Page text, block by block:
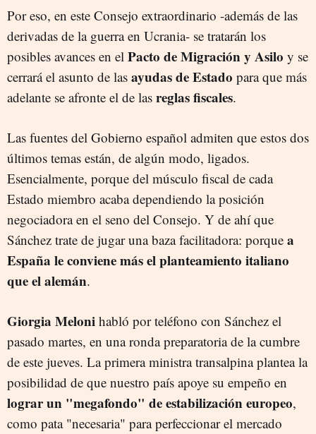
Por eso, en este Consejo extraordinario -además de las
derivadas de la guerra en Ucrania- se tratarán los
posibles avances en el Pacto de Migración y Asilo y se
cerrará el asunto de las ayudas de Estado para que más
adelante se afronte el de las reglas fiscales.
Las fuentes del Gobierno español admiten que estos dos
últimos temas están, de algún modo, ligados.
Esencialmente, porque del músculo fiscal de cada
Estado miembro acaba dependiendo la posición
negociadora en el seno del Consejo. Y de ahí que
Sánchez trate de jugar una baza facilitadora: porque a
España le conviene más el planteamiento italiano
que el alemán.
Giorgia Meloni habló por teléfono con Sánchez el
pasado martes, en una ronda preparatoria de la cumbre
de este jueves. La primera ministra transalpina plantea la
posibilidad de que nuestro país apoye su empeño en
lograr un "megafondo" de estabilización europeo,
como pata "necesaria" para perfeccionar el mercado